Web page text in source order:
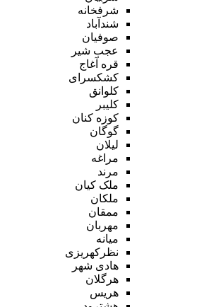
شرفخانه
شندآباد
صوفیان
عجب شیر
قره آغاج
کشکسرای
کلوانق
کلیبر
کوزه کنان
گوگان
لیلان
مراغه
مرند
ملک کیان
ملکان
ممقان
مهربان
میانه
نظرکهریزی
هادی شهر
هرگلان
هریس